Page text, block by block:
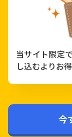
当サイト限定
し込むよりお
今